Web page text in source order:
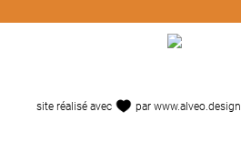
site réalisé avec par www.alveo.design